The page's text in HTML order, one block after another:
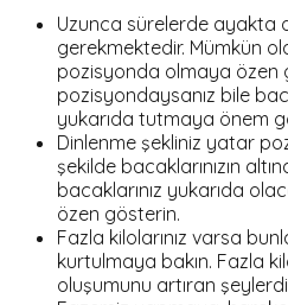
Uzunca sürelerde ayakta
gerekmektedir. Mümkün
pozisyonda olmaya özen
pozisyondaysanız bile
yukarıda tutmaya önem
Dinlenme şekliniz yatar
şekilde bacaklarınızın
bacaklarınız yukarıda
özen gösterin.
Fazla kilolarınız varsa
kurtulmaya bakın. Fazla
oluşumunu artıran